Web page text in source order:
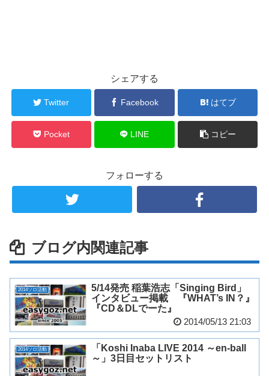
シェアする
Twitter Facebook はてブ
Pocket LINE コピー
フォローする
ブログ内関連記事
2014ソロ活動
5/14発売 稲葉浩志「Singing Bird」
インタビュー掲載 『WHAT’s IN？』
『CD＆DLでーた』
2014/05/13 21:03
2014ソロ活動
「Koshi Inaba LIVE 2014 ～en-ball
～」3日目セットリスト